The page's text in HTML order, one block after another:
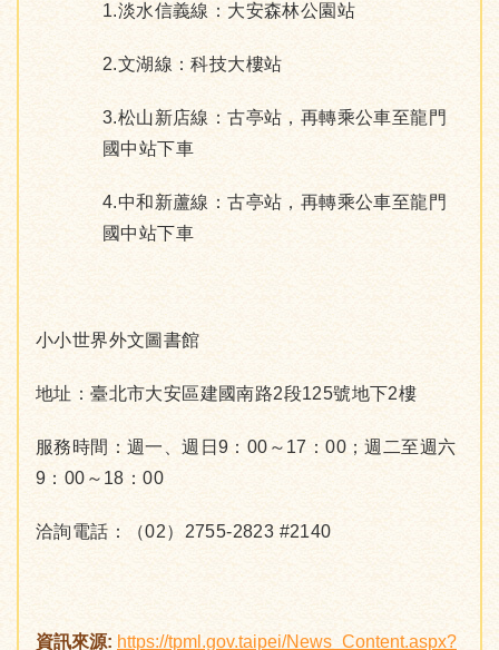
1.淡水信義線：大安森林公園站
2.文湖線：科技大樓站
3.松山新店線：古亭站，再轉乘公車至龍門
國中站下車
4.中和新蘆線：古亭站，再轉乘公車至龍門
國中站下車
小小世界外文圖書館
地址：臺北市大安區建國南路2段125號地下2樓
服務時間：週一、週日9：00～17：00；週二至週六
9：00～18：00
洽詢電話：（02）2755-2823 #2140
資訊來源: https://tpml.gov.taipei/News_Content.aspx?